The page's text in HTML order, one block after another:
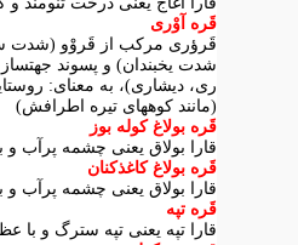
قَره آوْری
قَرؤری مرکب از قَروْو (شدت
شدت یخبندان) و پسوند جهتساز
ری، دیشاری)، به معنای:
(مانند کوههای تیره اطرافش)
قَره بولاغ کوله بوز
قارا بولاق یعنی چشمه پرآب و
قَره بولاغ کاغذکنان
قارا بولاق یعنی چشمه پرآب و
قَره تپه
قارا تپه یعنی تپه سترگ و با